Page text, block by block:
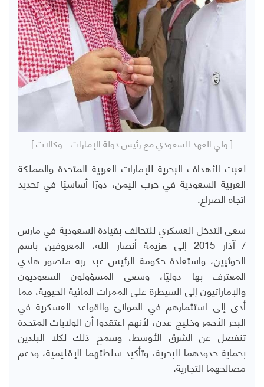
[ ولي العهد السعودي مع رئيس دولة الإمارات - وكالات ]
لعبت الأهداف البحرية للإمارات العربية المتحدة والمملكة
العربية السعودية في حرب اليمن، دورًا أساسيًا في تحديد
اتجاه الصراع.
سعى التدخل العسكري للتحالف بقيادة السعودية في مارس
/ آذار 2015 إلى هزيمة أنصار الله، المعروفين باسم
الحوثيين، واستعادة حكومة الرئيس عبد ربه منصور هادي
المعترف بها دوليًا، وسعى المسؤولون السعوديون
والإماراتيون إلى السيطرة على الممرات المائية الحيوية، مما
أدى إلى استثمارهم في الموانئ والقواعد العسكرية في
البحر الأحمر وخليج عدن، لأنهم اعتقدوا أن الولايات المتحدة
تنفصل عن الشرق الأوسط، وسمح ذلك لكلا البلدين
بحماية حدودهما البحرية، وتأكيد سلطتهما الإقليمية، ودعم
مصالحهما التجارية.